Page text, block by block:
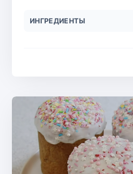
ИНГРЕДИЕНТЫ